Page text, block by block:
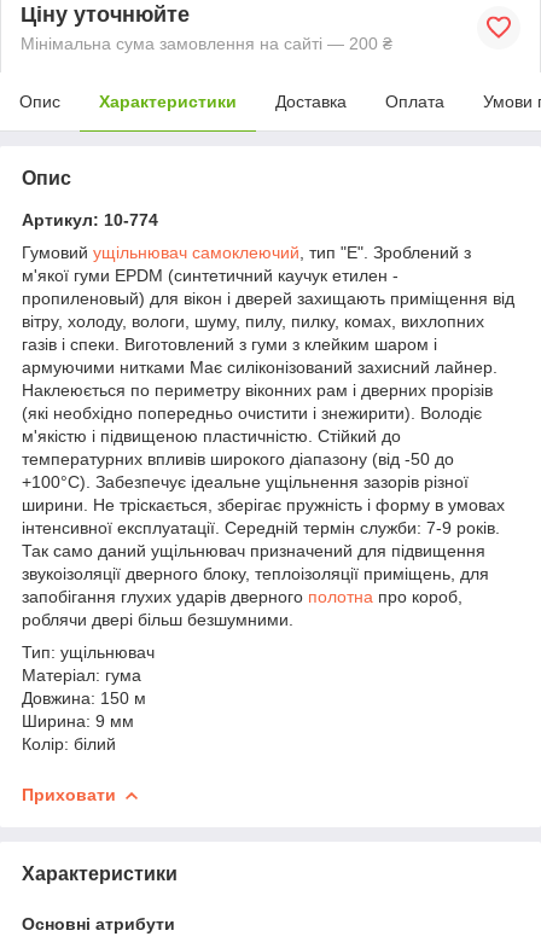
Ціну уточнюйте
Мінімальна сума замовлення на сайті — 200 ₴
Опис Характеристики Доставка Оплата Умови
Опис
Артикул: 10-774
Гумовий ущільнювач самоклеючий , тип "Е". Зроблений з
м'якої гуми EPDM (синтетичний каучук етилен -
пропиленовый) для вікон і дверей захищають приміщення від
вітру, холоду, вологи, шуму, пилу, пилку, комах, вихлопних
газів і спеки. Виготовлений з гуми з клейким шаром і
армуючими нитками Має силіконізований захисний лайнер.
Наклеюється по периметру віконних рам і дверних прорізів
(які необхідно попередньо очистити і знежирити). Володіє
м'якістю і підвищеною пластичністю. Стійкий до
температурних впливів широкого діапазону (від -50 до
+100°С). Забезпечує ідеальне ущільнення зазорів різної
ширини. Не тріскається, зберігає пружність і форму в умовах
інтенсивної експлуатації. Середній термін служби: 7-9 років.
Так само даний ущільнювач призначений для підвищення
звукоізоляції дверного блоку, теплоізоляції приміщень, для
запобігання глухих ударів дверного полотна про короб,
роблячи двері більш безшумними.
Тип: ущільнювач
Матеріал: гума
Довжина: 150 м
Ширина: 9 мм
Колір: білий
Приховати
Характеристики
Основні атрибути